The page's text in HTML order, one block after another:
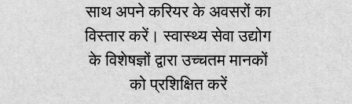
साथ अपने करियर के अवसरों का
विस्तार करें। स्वास्थ्य सेवा उद्योग
के विशेषज्ञों द्वारा उच्चतम मानकों
को प्रशिक्षित करें